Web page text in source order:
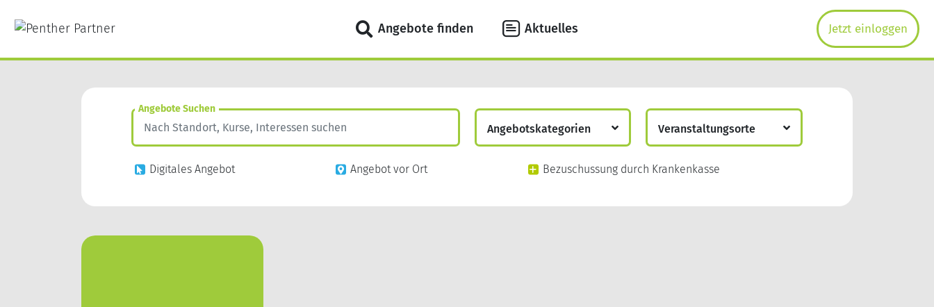
Angebote finden Aktuelles Jetzt einloggen
Angebote Suchen
Angebotskategorien
Digitale Angebote
Veranstaltungsorte
Ingolstadt
Digitales Angebot Angebot vor Ort Bezuschussung durch Krankenkasse